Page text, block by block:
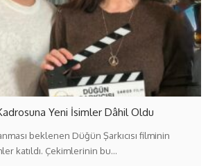
Kadrosuna Yeni İsimler Dâhil Oldu
beklenen Düğün Şarkıcısı filminin
katıldı. Çekimlerinin bu…